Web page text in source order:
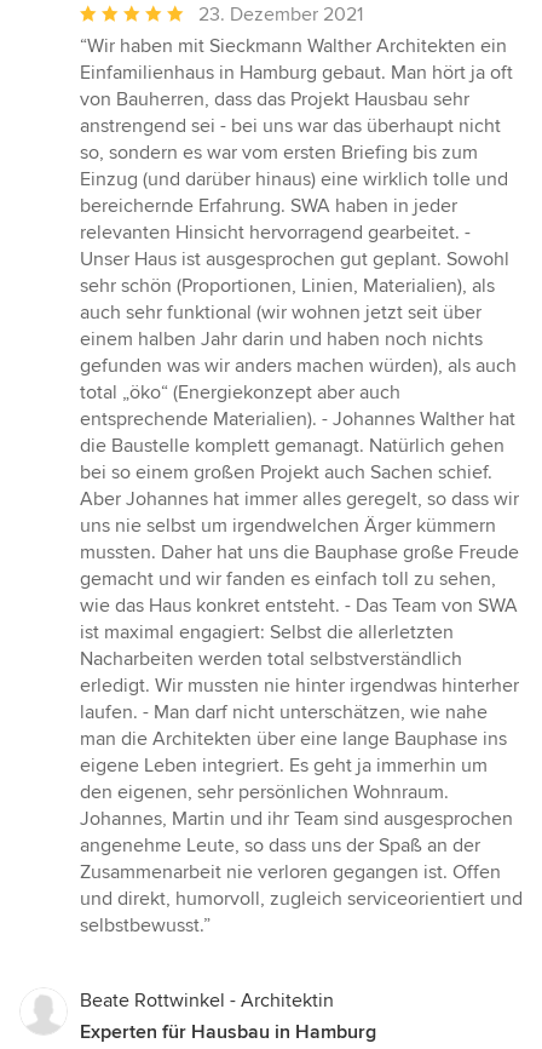
Durchschnittliche
Bewertung:
5
von
5
Sternen
23. Dezember 2021
“Wir haben mit Sieckmann Walther Architekten ein
Einfamilienhaus in Hamburg gebaut. Man hört ja oft
von Bauherren, dass das Projekt Hausbau sehr
anstrengend sei - bei uns war das überhaupt nicht
so, sondern es war vom ersten Briefing bis zum
Einzug (und darüber hinaus) eine wirklich tolle und
bereichernde Erfahrung. SWA haben in jeder
relevanten Hinsicht hervorragend gearbeitet. -
Unser Haus ist ausgesprochen gut geplant. Sowohl
sehr schön (Proportionen, Linien, Materialien), als
auch sehr funktional (wir wohnen jetzt seit über
einem halben Jahr darin und haben noch nichts
gefunden was wir anders machen würden), als auch
total „öko“ (Energiekonzept aber auch
entsprechende Materialien). - Johannes Walther hat
die Baustelle komplett gemanagt. Natürlich gehen
bei so einem großen Projekt auch Sachen schief.
Aber Johannes hat immer alles geregelt, so dass wir
uns nie selbst um irgendwelchen Ärger kümmern
mussten. Daher hat uns die Bauphase große Freude
gemacht und wir fanden es einfach toll zu sehen,
wie das Haus konkret entsteht. - Das Team von SWA
ist maximal engagiert: Selbst die allerletzten
Nacharbeiten werden total selbstverständlich
erledigt. Wir mussten nie hinter irgendwas hinterher
laufen. - Man darf nicht unterschätzen, wie nahe
man die Architekten über eine lange Bauphase ins
eigene Leben integriert. Es geht ja immerhin um
den eigenen, sehr persönlichen Wohnraum.
Johannes, Martin und ihr Team sind ausgesprochen
angenehme Leute, so dass uns der Spaß an der
Zusammenarbeit nie verloren gegangen ist. Offen
und direkt, humorvoll, zugleich serviceorientiert und
selbstbewusst.”
Beate Rottwinkel - Architektin
Experten für Hausbau in Hamburg